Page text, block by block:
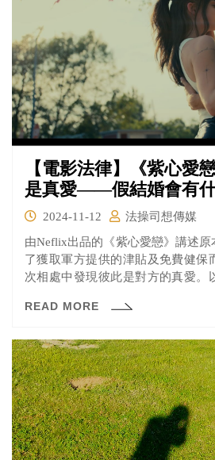
【電影法律】《紫心愛
是真愛——假結婚會有什
2024-11-12
法操司想傳媒
由Neflix出品的《紫心愛戀》講述
了獲取軍方提供的津貼及免費健保
次相處中發現彼此是對方的真愛。
READ MORE